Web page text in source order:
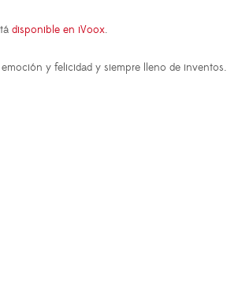
disponible en iVoox.
y felicidad y siempre lleno de inventos.